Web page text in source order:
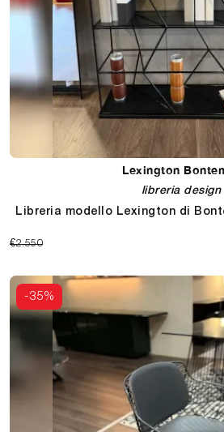
Lexington
libreria design
Libreria modello Lexington di
€2.550
-35%